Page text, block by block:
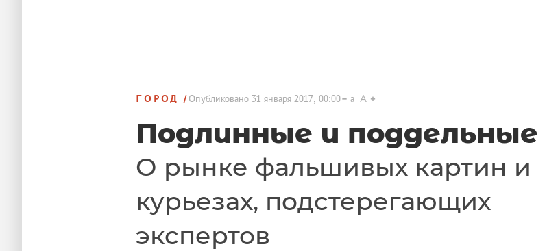
ГОРОД Опубликовано 31 января 2017, 00:00 a A
Подлинные и поддельные
О рынке фальшивых картин и
курьезах, подстерегающих
экспертов